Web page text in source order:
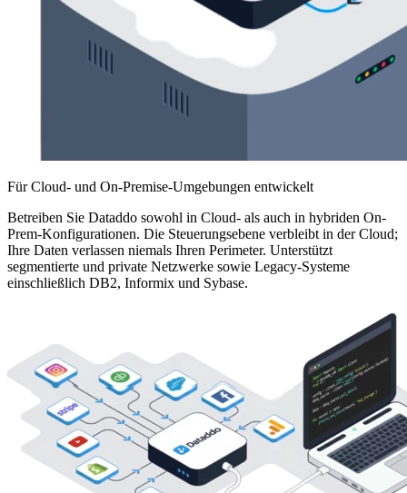
Für Cloud- und On-Premise-Umgebungen entwickelt
Betreiben Sie Dataddo sowohl in Cloud- als auch in hybriden On-
Prem-Konfigurationen. Die Steuerungsebene verbleibt in der Cloud;
Ihre Daten verlassen niemals Ihren Perimeter. Unterstützt
segmentierte und private Netzwerke sowie Legacy-Systeme
einschließlich DB2, Informix und Sybase.